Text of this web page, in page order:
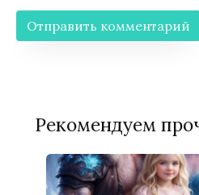
Рекомендуем